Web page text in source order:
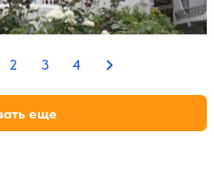
Расстояние до пляжа: 100 метров.
страница
2 3 4 Следующая
еще